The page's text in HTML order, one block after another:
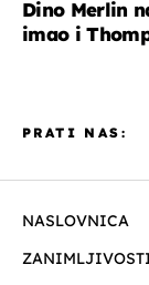
Dino Merlin
imao i
NASLOVNICA
PRATI NAS: